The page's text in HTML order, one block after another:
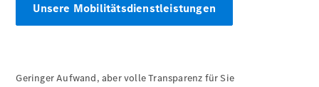
Konfigurator
Unsere Mobilitätsdienstleistungen
Geringer Aufwand, aber volle Transparenz für Sie